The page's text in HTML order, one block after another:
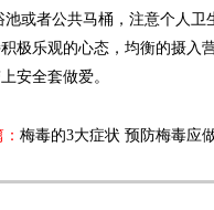
或者公共马桶，注意个人卫
极乐观的心态，均衡的摄入
安全套做爱。
梅毒的3大症状 预防梅毒应